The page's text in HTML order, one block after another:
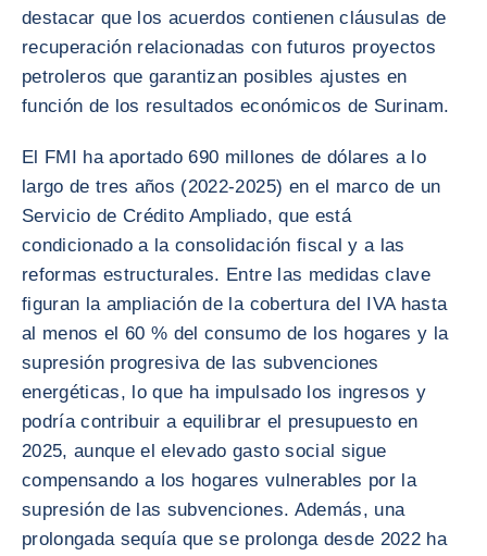
destacar que los acuerdos contienen cláusulas de
recuperación relacionadas con futuros proyectos
petroleros que garantizan posibles ajustes en
función de los resultados económicos de Surinam.
El FMI ha aportado 690 millones de dólares a lo
largo de tres años (2022-2025) en el marco de un
Servicio de Crédito Ampliado, que está
condicionado a la consolidación fiscal y a las
reformas estructurales. Entre las medidas clave
figuran la ampliación de la cobertura del IVA hasta
al menos el 60 % del consumo de los hogares y la
supresión progresiva de las subvenciones
energéticas, lo que ha impulsado los ingresos y
podría contribuir a equilibrar el presupuesto en
2025, aunque el elevado gasto social sigue
compensando a los hogares vulnerables por la
supresión de las subvenciones. Además, una
prolongada sequía que se prolonga desde 2022 ha